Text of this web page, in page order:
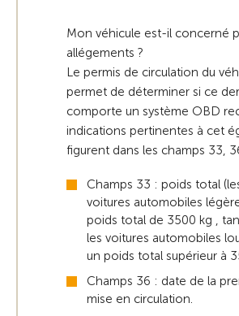
Mon véhicule est-il concerné
allégements ?
Le permis de circulation du
permet de déterminer si ce
comporte un système OBD
indications pertinentes à cet
figurent dans les champs 33,
Champs 33 : poids total
voitures automobiles
poids total de 3500 kg ,
les voitures automobiles
un poids total supérieur à
Champs 36 : date de la
mise en circulation.